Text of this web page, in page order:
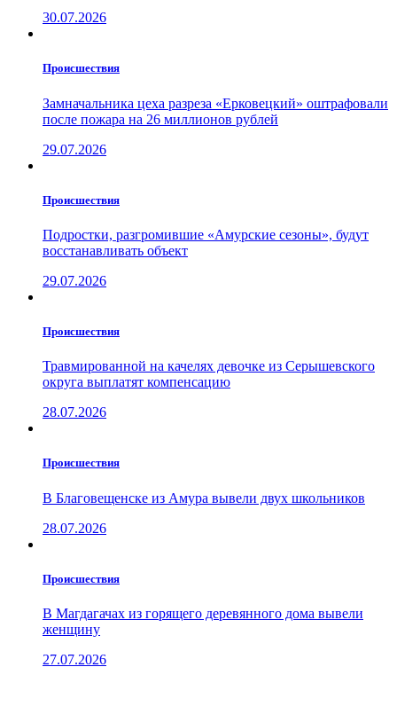
30.07.2026
Проиcшествия
Замначальника цеха разреза «Ерковецкий» оштрафовали
после пожара на 26 миллионов рублей
29.07.2026
Проиcшествия
Подростки, разгромившие «Амурские сезоны», будут
восстанавливать объект
29.07.2026
Проиcшествия
Травмированной на качелях девочке из Серышевского
округа выплатят компенсацию
28.07.2026
Проиcшествия
В Благовещенске из Амура вывели двух школьников
28.07.2026
Проиcшествия
В Магдагачах из горящего деревянного дома вывели
женщину
27.07.2026